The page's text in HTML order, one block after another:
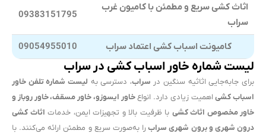
اثاث کشی سریع و مطمئن با کامیون غرب
سراب
09383151795
کامیونت اسباب کشی اعتماد سراب 09054955010
لیست شماره خاور اسباب کشی در سراب
برای جابه‌جایی اثاثیه سنگین در سراب، دسترسی به لیست شماره تلفن خاور
اسباب کشیاهمیت زیادی دارد. انواعخاور ایسوزو، خاور مسقف، خاور روباز و
خاور مخصوص اثاث کشی با ظرفیت بالا و تجهیزات ایمن، خدمات اثاث کشی
درون شهری و برون شهری سرابرا به‌صورت سریع و مطمئن ارائه می‌کنند. با